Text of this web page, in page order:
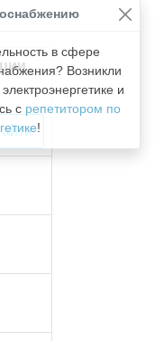
в сфере
Возникли
и
с репетитором по
!